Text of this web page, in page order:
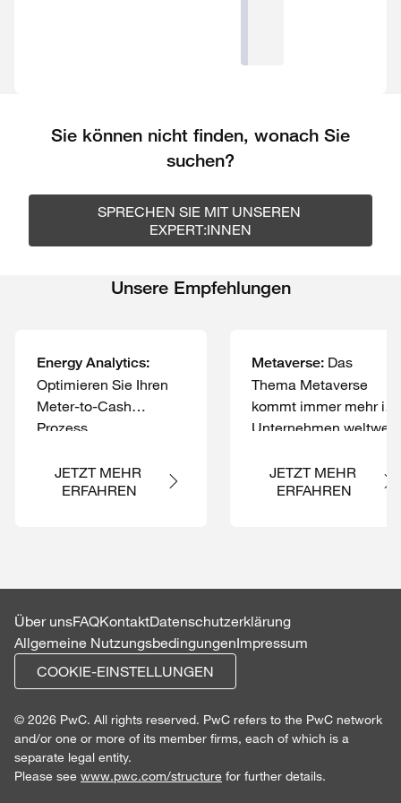
Sie können nicht finden, wonach Sie
suchen?
SPRECHEN SIE MIT UNSEREN
EXPERT:INNEN
Unsere Empfehlungen
Energy Analytics:
Optimieren Sie Ihren
Meter-to-Cash
Prozess
JETZT MEHR
ERFAHREN
Metaverse: Das
Thema Metaverse
kommt immer mehr in
Unternehmen weltweit
dass diese Innovation
nicht unterschätzt
JETZT MEHR
ERFAHREN
Über unsFAQKontaktDatenschutzerklärung
Allgemeine NutzungsbedingungenImpressum
COOKIE-EINSTELLUNGEN
© 2026 PwC. All rights reserved. PwC refers to the PwC network
and/or one or more of its member firms, each of which is a
separate legal entity.
Please see www.pwc.com/structure for further details.